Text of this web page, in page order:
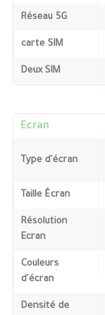
Réseau 5G
carte SIM
Deux SIM
Ecran
Type d'écran
Taille Écran
Résolution
Ecran
Couleurs
d'écran
Densité de